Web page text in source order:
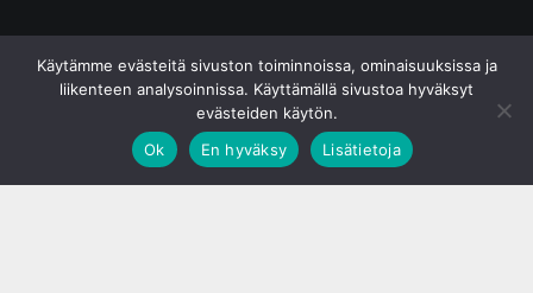
Käytämme evästeitä sivuston toiminnoissa, ominaisuuksissa ja
liikenteen analysoinnissa. Käyttämällä sivustoa hyväksyt
evästeiden käytön.
Ok
En hyväksy Lisätietoja